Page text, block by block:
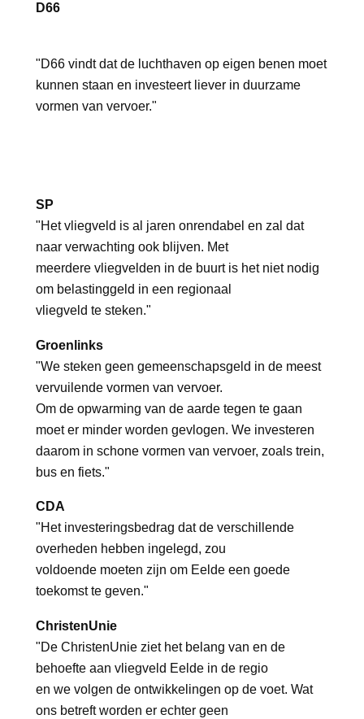
D66
"D66 vindt dat de luchthaven op eigen benen moet
kunnen staan en investeert liever in duurzame
vormen van vervoer."
SP
"Het vliegveld is al jaren onrendabel en zal dat
naar verwachting ook blijven. Met
meerdere vliegvelden in de buurt is het niet nodig
om belastinggeld in een regionaal
vliegveld te steken."
Groenlinks
"We steken geen gemeenschapsgeld in de meest
vervuilende vormen van vervoer.
Om de opwarming van de aarde tegen te gaan
moet er minder worden gevlogen. We investeren
daarom in schone vormen van vervoer, zoals trein,
bus en fiets."
CDA
"Het investeringsbedrag dat de verschillende
overheden hebben ingelegd, zou
voldoende moeten zijn om Eelde een goede
toekomst te geven."
ChristenUnie
"De ChristenUnie ziet het belang van en de
behoefte aan vliegveld Eelde in de regio
en we volgen de ontwikkelingen op de voet. Wat
ons betreft worden er echter geen